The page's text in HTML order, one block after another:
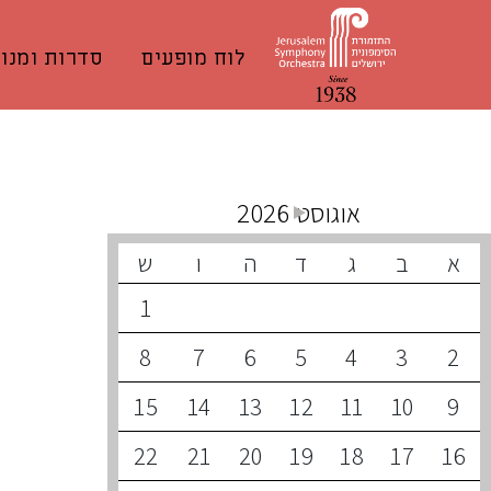
לוח מופעים סדרות
אוגוסט 2026
א ב ג ד ה ו
ש
1
2
3
4
5
6
7
8
9
10
11
12
13
14
15
16
17
18
19
20
21
22